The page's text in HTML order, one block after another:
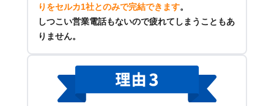
りをセルカ1社とのみで完結できます。
しつこい営業電話もないので疲れてしまうこともあ
りません。